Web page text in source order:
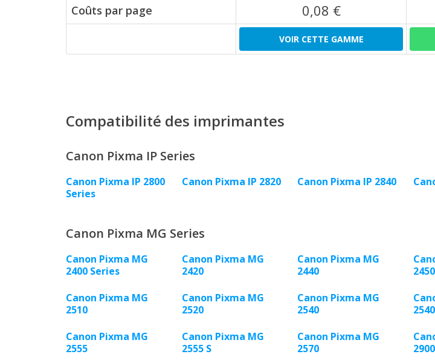
Coûts par page 0,08 €
VOIR CETTE GAMME
Compatibilité des imprimantes
Canon Pixma IP Series
Canon Pixma IP 2800
Series
Canon Pixma IP 2820 Canon Pixma IP 2840
Canon Pixma MG Series
Canon Pixma MG
2400 Series
Canon Pixma MG
2420
Canon Pixma MG
2440
2450
Canon Pixma MG
2510
Canon Pixma MG
2520
Canon Pixma MG
2540
Canon Pixma MG
2555
Canon Pixma MG
2555 S
Canon Pixma MG
2570